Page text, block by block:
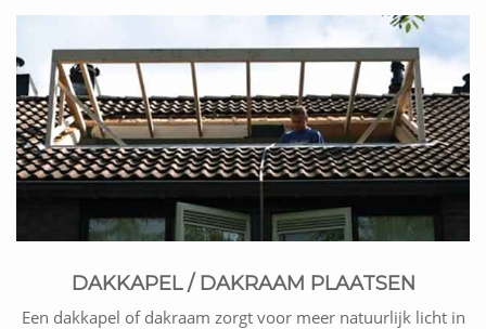
DAKKAPEL / DAKRAAM PLAATSEN
Een dakkapel of dakraam zorgt voor meer natuurlijk licht in